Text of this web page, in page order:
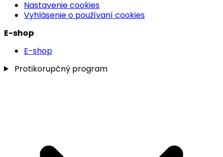
Nastavenie cookies
Vyhlásenie o používaní cookies
E-shop
E-shop
Protikorupčný program